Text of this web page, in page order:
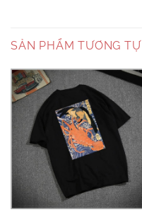
SẢN PHẨM TƯƠNG TỰ